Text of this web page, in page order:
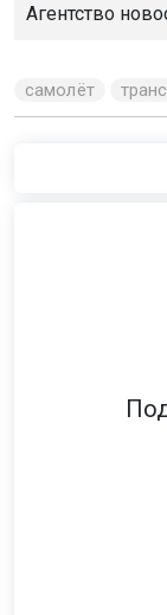
Агентство
самолёт